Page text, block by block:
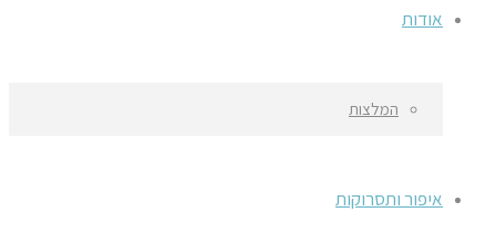
אודות
המלצות
איפור ותסרוקות